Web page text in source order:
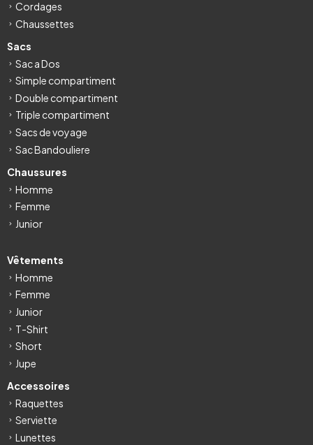
Cordages
Chaussettes
Sacs
Sac a Dos
Simple compartiment
Double compartiment
Triple compartiment
Sacs de voyage
Sac Bandouliere
Chaussures
Homme
Femme
Junior
Vêtements
Homme
Femme
Junior
T-Shirt
Short
Jupe
Accessoires
Raquettes
Serviette
Lunettes